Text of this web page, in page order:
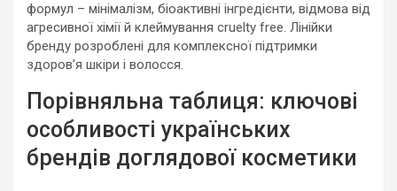
формул – мінімалізм, біоактивні інгредієнти, відмова від
агресивної хімії й клеймування cruelty free. Лінійки
бренду розроблені для комплексної підтримки
здоров’я шкіри і волосся.
Порівняльна таблиця: ключові
особливості українських
брендів доглядової косметики